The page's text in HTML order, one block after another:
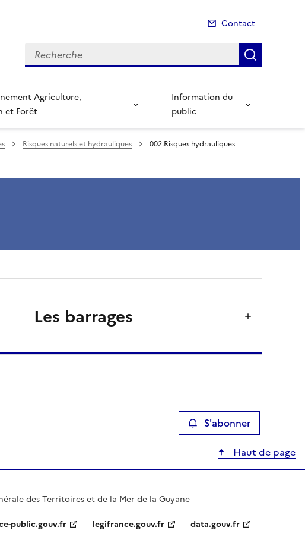
Contact
Recherche
Agriculture,
Alimentation et Forêt
Information du
public
Risques naturels et hydrauliques 002.Risques hydrauliques
Les barrages
S'abonner
Haut de page
des Territoires et de la Mer de la Guyane
public.gouv.fr legifrance.gouv.fr data.gouv.fr